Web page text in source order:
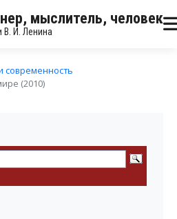
мыслитель, человек
В. И. Ленина
современность
(2010)